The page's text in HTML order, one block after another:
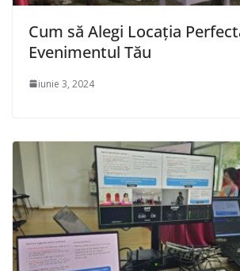
Cum să Alegi Locația
Evenimentul Tău
iunie 3, 2024